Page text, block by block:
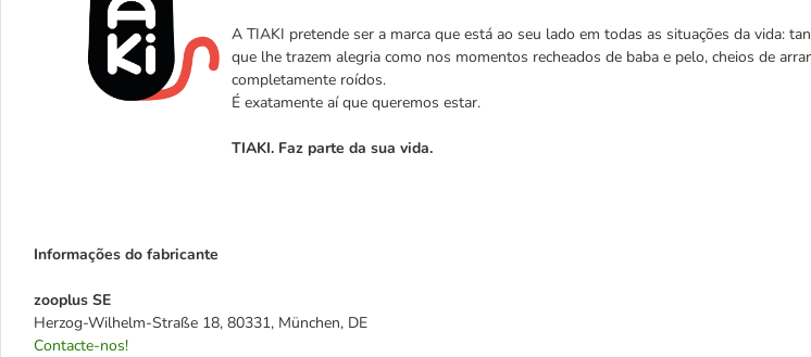
A TIAKI pretende ser a marca que está ao seu lado em todas as situações da vida:
que lhe trazem alegria como nos momentos recheados de baba e pelo, cheios de
completamente roídos.
É exatamente aí que queremos estar.
TIAKI. Faz parte da sua vida.
Informações do fabricante
zooplus SE
Herzog-Wilhelm-Straße 18, 80331, München, DE
Contacte-nos!